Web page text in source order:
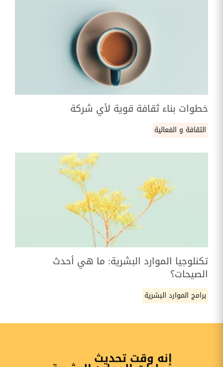
خطوات بناء ثقافة قوية لأي شركة
الثقافة و الفعالية
تكنلوجيا الموارد البشرية: ما هي أحدث
الصيحات؟
برامج الموارد البشرية
إنه وقت تحديث